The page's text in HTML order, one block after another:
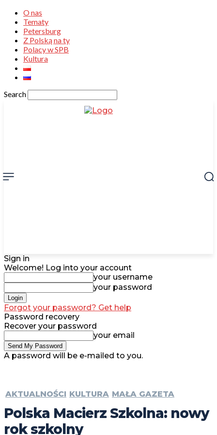
O nas
Tematy
Petersburg
Z Polską na ty
Polacy w SPB
Kultura
Search
Sign in
Welcome! Log into your account
your username
your password
Forgot your password? Get help
Password recovery
Recover your password
your email
A password will be e-mailed to you.
AKTUALNOŚCI KULTURA MAŁA GAZETA
Polska Macierz Szkolna: nowy
rok szkolny